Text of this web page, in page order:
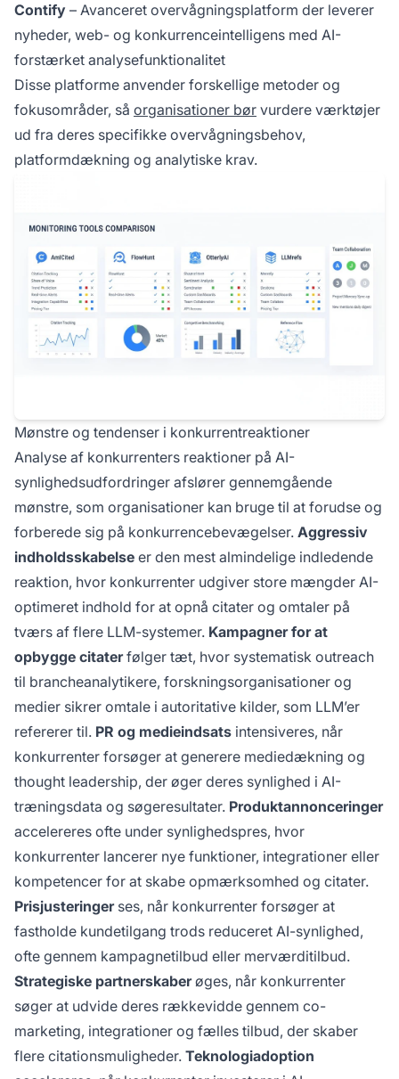
Contify – Avanceret overvågningsplatform der leverer
nyheder, web- og konkurrenceintelligens med AI-
forstærket analysefunktionalitet
Disse platforme anvender forskellige metoder og
fokusområder, så organisationer bør vurdere værktøjer
ud fra deres specifikke overvågningsbehov,
platformdækning og analytiske krav.
Mønstre og tendenser i konkurrentreaktioner
Analyse af konkurrenters reaktioner på AI-
synlighedsudfordringer afslører gennemgående
mønstre, som organisationer kan bruge til at forudse og
forberede sig på konkurrencebevægelser. Aggressiv
indholdsskabelse er den mest almindelige indledende
reaktion, hvor konkurrenter udgiver store mængder AI-
optimeret indhold for at opnå citater og omtaler på
tværs af flere LLM-systemer. Kampagner for at
opbygge citaterfølger tæt, hvor systematisk outreach
til brancheanalytikere, forskningsorganisationer og
medier sikrer omtale i autoritative kilder, som LLM’er
refererer til. PR og medieindsats intensiveres, når
konkurrenter forsøger at generere mediedækning og
thought leadership, der øger deres synlighed i AI-
træningsdata og søgeresultater. Produktannonceringer
accelereres ofte under synlighedspres, hvor
konkurrenter lancerer nye funktioner, integrationer eller
kompetencer for at skabe opmærksomhed og citater.
Prisjusteringerses, når konkurrenter forsøger at
fastholde kundetilgang trods reduceret AI-synlighed,
ofte gennem kampagnetilbud eller merværditilbud.
Strategiske partnerskaberøges, når konkurrenter
søger at udvide deres rækkevidde gennem co-
marketing, integrationer og fælles tilbud, der skaber
flere citationsmuligheder. Teknologiadoption